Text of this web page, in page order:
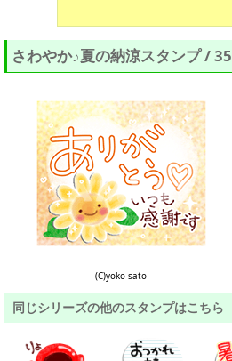
さわやか♪夏の納涼スタンプ / 35
(C)yoko sato
同じシリーズの他のスタンプはこちら